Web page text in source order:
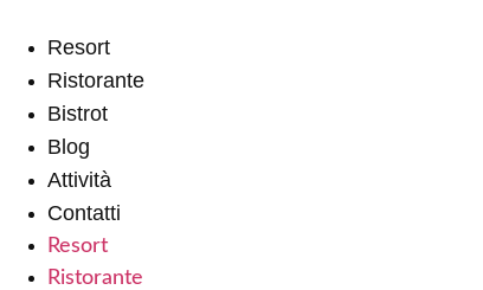
contenuto
Resort
Ristorante
Bistrot
Blog
Attività
Contatti
Resort
Ristorante